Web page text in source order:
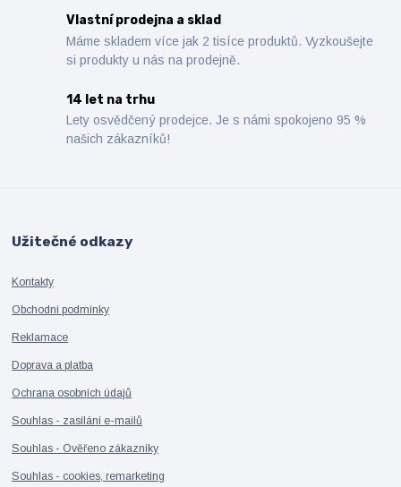
Vlastní prodejna a sklad
Máme skladem více jak 2 tisíce produktů. Vyzkoušejte
si produkty u nás na prodejně.
14 let na trhu
Lety osvědčený prodejce. Je s námi spokojeno 95 %
našich zákazníků!
Užitečné odkazy
Kontakty
Obchodní podmínky
Reklamace
Doprava a platba
Ochrana osobních údajů
Souhlas - zasílání e-mailů
Souhlas - Ověřeno zákazníky
Souhlas - cookies, remarketing